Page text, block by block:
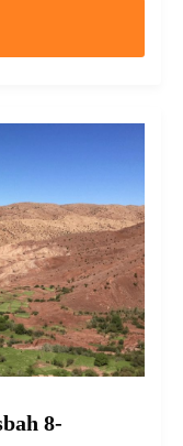
8-